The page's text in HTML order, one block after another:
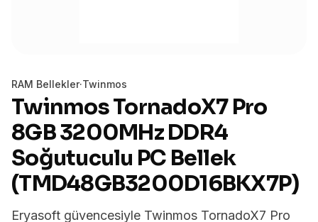
RAM Bellekler·Twinmos
Twinmos TornadoX7 Pro
8GB 3200MHz DDR4
Soğutuculu PC Bellek
(TMD48GB3200D16BKX7P)
Eryasoft güvencesiyle Twinmos TornadoX7 Pro